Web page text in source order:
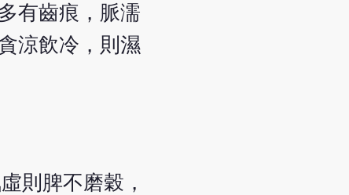
有齒痕，脈濡
涼飲冷，則濕
則脾不磨穀，